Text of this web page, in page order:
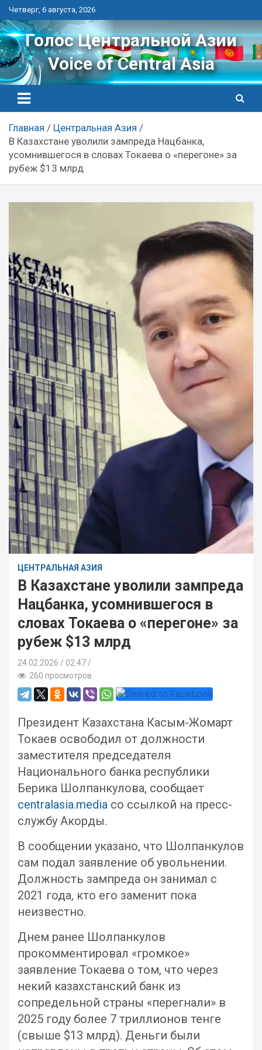
Перейти
к
контенту
Четверг, 6 августа, 2026
Голос Центральной Азии
Voice of Central Asia
Главная
Центральная Азия
В Казахстане уволили зампреда Нацбанка,
усомнившегося в словах Токаева о «перегоне» за
рубеж $13 млрд
ЦЕНТРАЛЬНАЯ АЗИЯ
В Казахстане уволили зампреда
Нацбанка, усомнившегося в
словах Токаева о «перегоне» за
рубеж $13 млрд
24.02.2026
02:47 /
260 просмотров
Президент Казахстана Касым-Жомарт
Токаев освободил от должности
заместителя председателя
Национального банка республики
Берика Шолпанкулова, сообщает
centralasia.media со ссылкой на пресс-
службу Акорды.
В сообщении указано, что Шолпанкулов
сам подал заявление об увольнении.
Должность зампреда он занимал с
2021 года, кто его заменит пока
неизвестно.
Днем ранее Шолпанкулов
прокомментировал «громкое»
заявление Токаева о том, что через
некий казахстанский банк из
сопредельной страны «перегнали» в
2025 году более 7 триллионов тенге
(свыше $13 млрд). Деньги были